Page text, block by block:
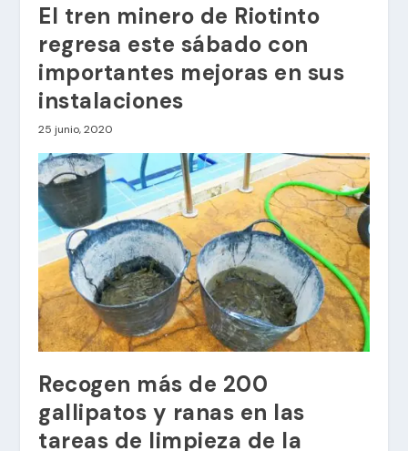
El tren minero de Riotinto
regresa este sábado con
importantes mejoras en sus
instalaciones
25 junio, 2020
Recogen más de 200
gallipatos y ranas en las
tareas de limpieza de la